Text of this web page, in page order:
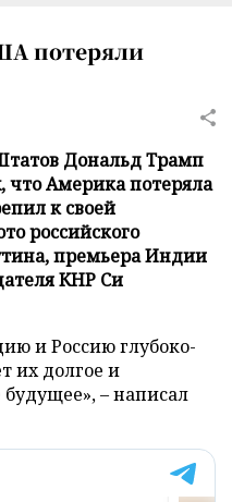
потеряли
Дональд Трамп
что Америка потеряла
к своей
российского
премьера Индии
КНР Си
и Россию глубоко-
их долгое и
– написал